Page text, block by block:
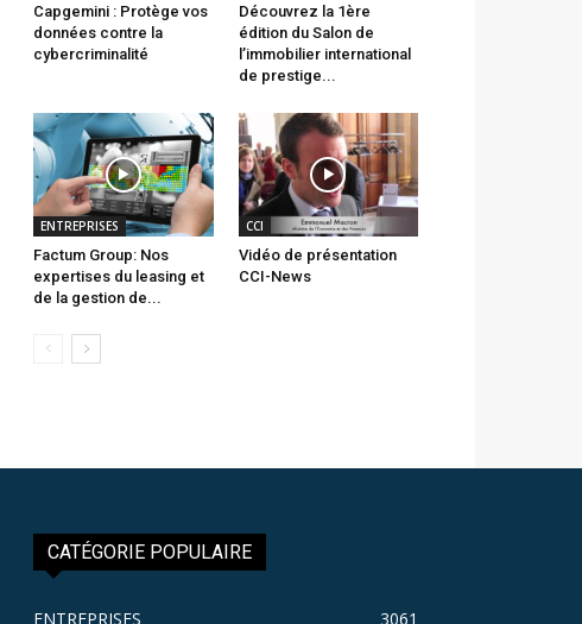
Capgemini : Protège vos
données contre la
cybercriminalité
Découvrez la 1ère
édition du Salon de
l’immobilier international
de prestige...
ENTREPRISES
Factum Group: Nos
expertises du leasing et
de la gestion de...
CCI
Vidéo de présentation
CCI-News
CATÉGORIE POPULAIRE
ENTREPRISES 3061